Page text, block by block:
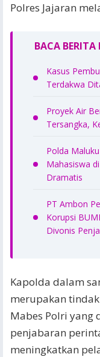
Polres Jajaran
BACA
Kasus
Terdakwa
Proyek Air
Tersangka,
Polda
Mahasiswa
Dramatis
PT Ambon
Korupsi
Divonis
Kapolda dalam
merupakan
Mabes Polri yang
penjabaran
meningkatkan